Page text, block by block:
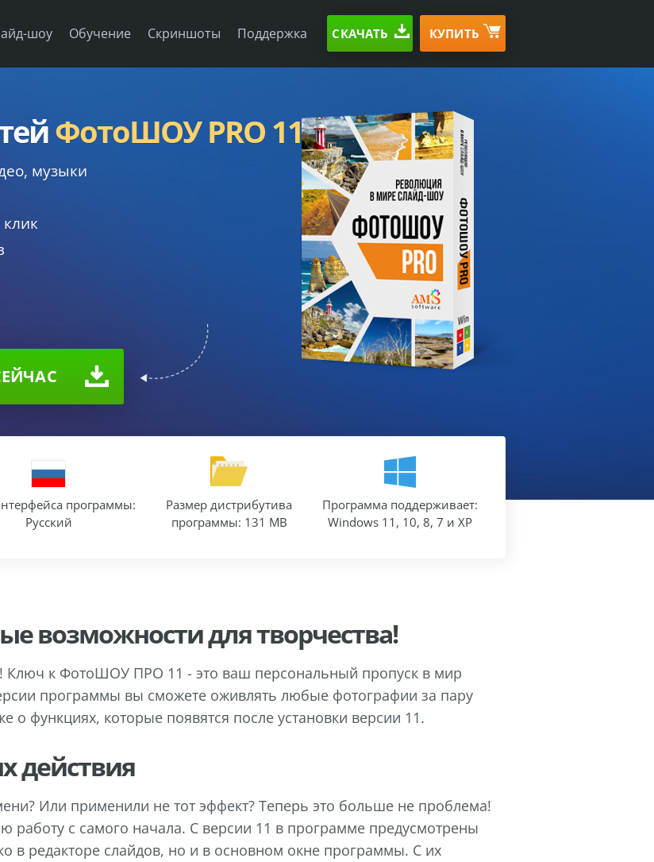
шоу Обучение Скриншоты Поддержка СКАЧАТЬ КУПИТЬ
ФотоШОУ PRO 11
музыки
программы:
Русский
Размер дистрибутива
программы: 131 MB
Программа поддерживает:
Windows 11, 10, 8, 7 и XP
возможности для творчества!
Ключ к ФотоШОУ ПРО 11 - это ваш персональный пропуск в мир
программы вы сможете оживлять любые фотографии за пару
о функциях, которые появятся после установки версии 11.
действия
Или применили не тот эффект? Теперь это больше не проблема!
работу с самого начала. С версии 11 в программе предусмотрены
в редакторе слайдов, но и в основном окне программы. С их